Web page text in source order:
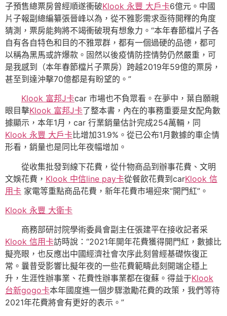
子預售總票房曾經順遂衝破Klook 永豐 大戶卡6億元。中國
片子報副總編纂張晉峰以為，從不雅影需求亟待開釋的角度
猜測，票房能夠將不竭衝破現有想象力。“本年春節檔片子各
自有各自特色和目的不雅眾群，都有一個過硬的品德，都可
以稱為黑馬或許爆款。固然以後疫情防控情勢仍然嚴重，可
是我感到（本年春節檔片子票房）跨越2019年59億的票房，
甚至到達沖擊70億都是有盼望的。”
Klook 富邦J卡car 市場也不負眾看。在夢中，葉自願親
眼目擊Klook 富邦J卡了整本書，內在的事務重要是女配角數
據顯示，本年1月，car 行業銷量估計完成254萬輛，同
Klook 永豐 大戶卡比增加31.9%。從已公布1月數據的車企情
形看，銷量也是同比年夜幅增加。
從收集批發到線下花費，從什物商品到辦事花費、文明
文娛花費， Klook 中信line pay卡從餐飲花費到carKlook 信
用卡 家電等重點商品花費，新年花費市場迎來“開門紅”。
Klook 永豐 大衛卡
商務部研討院學術委員會副主任張建平在接收記者采
Klook 信用卡訪時說：“2021年開年花費獲得開門紅，數據比
擬亮眼，也反應出中國經濟社會次序此刻曾經基礎恢復正
常。曩昔受影響比擬年夜的一些花費範疇此刻開端企穩上
升，生涯性辦事業、花費性辦事業都在復蘇。得益于Klook
台新gogo卡本年國度進一個步驟激勵花費的政策，我們等待
2021年花費將會有更好的表示。”